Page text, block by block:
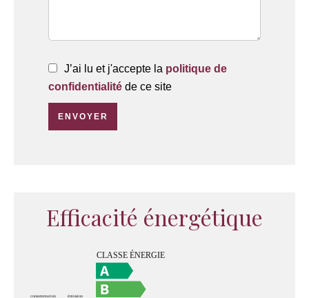
J’ai lu et j'accepte la politique de
confidentialité de ce site
ENVOYER
Efficacité énergétique